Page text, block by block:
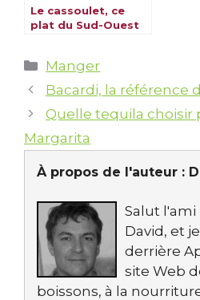
Le cassoulet, ce
plat du Sud-Ouest
assiettes
Catégories
Manger
Bacardi, la référence
Quelle tequila choisir
Margarita
À propos de l'auteur :
Salut l'ami
David, et
derrière
site Web
boissons, à la